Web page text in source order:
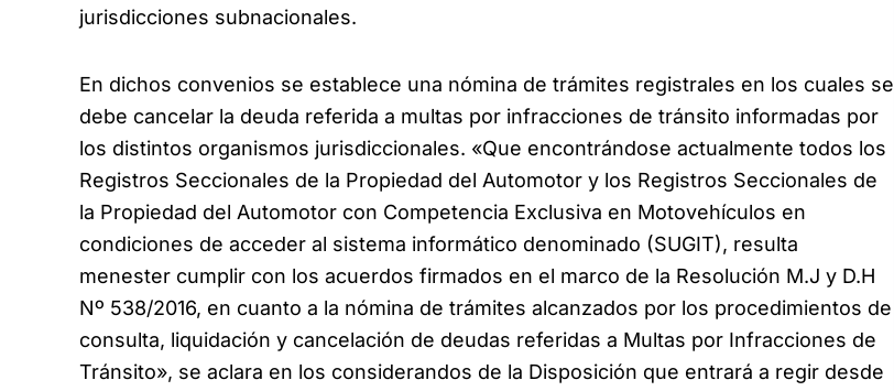
jurisdicciones subnacionales.
En dichos convenios se establece una nómina de trámites registrales en los cuales se
debe cancelar la deuda referida a multas por infracciones de tránsito informadas por
los distintos organismos jurisdiccionales. «Que encontrándose actualmente todos los
Registros Seccionales de la Propiedad del Automotor y los Registros Seccionales de
la Propiedad del Automotor con Competencia Exclusiva en Motovehículos en
condiciones de acceder al sistema informático denominado (SUGIT), resulta
menester cumplir con los acuerdos firmados en el marco de la Resolución M.J y D.H
Nº 538/2016, en cuanto a la nómina de trámites alcanzados por los procedimientos de
consulta, liquidación y cancelación de deudas referidas a Multas por Infracciones de
Tránsito», se aclara en los considerandos de la Disposición que entrará a regir desde